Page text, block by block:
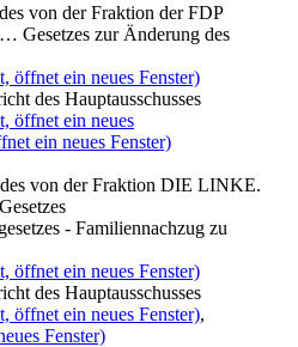
von der Fraktion der FDP
Gesetzes zur Änderung des
öffnet ein neues Fenster)
des Hauptausschusses
öffnet ein neues
ein neues Fenster)
von der Fraktion DIE LINKE.
- Familiennachzug zu
öffnet ein neues Fenster)
des Hauptausschusses
öffnet ein neues Fenster),
Fenster)